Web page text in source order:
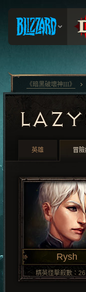
英雄 冒
Rysh
精英怪擊殺數：26
《暗黑破壞神III》